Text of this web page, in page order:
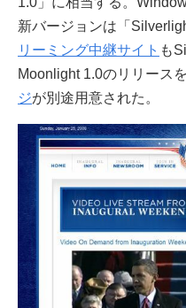
新バージョンは「
リーミング中継サイト も
Moonlight 1.0のリリースを
ジが別途用意された。